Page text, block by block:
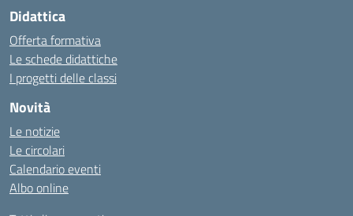
Didattica
Offerta formativa
Le schede didattiche
I progetti delle classi
Novità
Le notizie
Le circolari
Calendario eventi
Albo online